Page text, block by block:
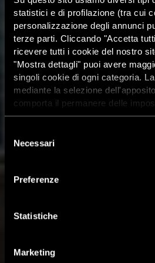
statistici e di profilazione (tra cui
personalizzazione degli annunci
terze parti. Cliccando "Accetta
ricevere tutti i cookie del nostro
"Mostra dettagli" puoi avere
singoli cookie di ogni categoria.
mediante la selezione
comporta il permanere delle
dunque la continuazione della
dei cookie attivi sul sito clicca
del
consenso
Necessari
Preferenze
Statistiche
Marketing
Russia: la torcia
invernali fa luce
dei diritti umani
2 Ottobre 2013